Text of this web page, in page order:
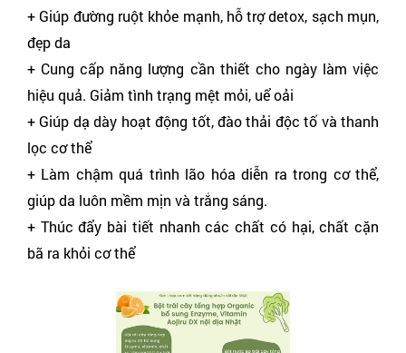
+ Giúp đường ruột khỏe mạnh, hỗ trợ detox, sạch mụn,
đẹp da
+ Cung cấp năng lượng cần thiết cho ngày làm việc
hiệu quả. Giảm tình trạng mệt mỏi, uể oải
+ Giúp dạ dày hoạt động tốt, đào thải độc tố và thanh
lọc cơ thể
+ Làm chậm quá trình lão hóa diễn ra trong cơ thể,
giúp da luôn mềm mịn và trắng sáng.
+ Thúc đẩy bài tiết nhanh các chất có hại, chất cặn
bã ra khỏi cơ thể